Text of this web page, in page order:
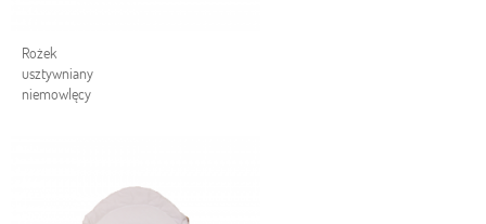
Rożek
usztywniany
niemowlęcy